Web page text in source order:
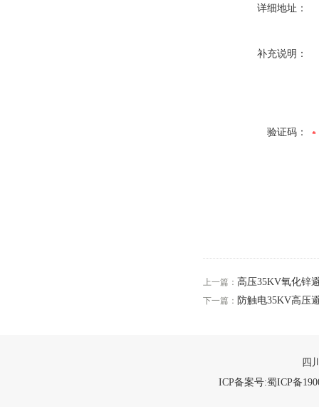
详细地址：
补充说明：
验证码：
上一篇： 高压35KV氧化锌
下一篇： 防触电35KV高压
四
ICP备案号:蜀ICP备